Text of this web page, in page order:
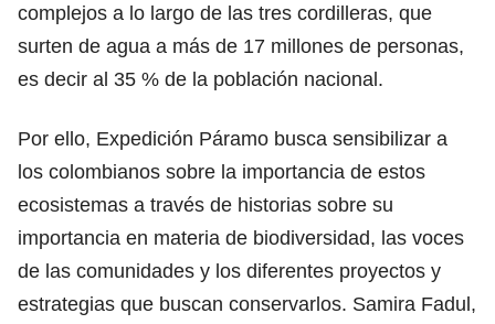
complejos a lo largo de las tres cordilleras, que
surten de agua a más de 17 millones de personas,
es decir al 35 % de la población nacional.
Por ello, Expedición Páramo busca sensibilizar a
los colombianos sobre la importancia de estos
ecosistemas a través de historias sobre su
importancia en materia de biodiversidad, las voces
de las comunidades y los diferentes proyectos y
estrategias que buscan conservarlos. Samira Fadul,